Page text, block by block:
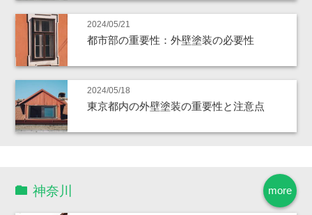
2024/05/21
都市部の重要性：外壁塗装の必要性
2024/05/18
東京都内の外壁塗装の重要性と注意点
more
神奈川